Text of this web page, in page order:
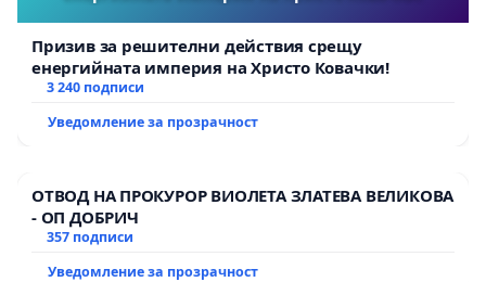
Призив за решителни действия срещу
енергийната империя на Христо Ковачки!
3 240 подписи
Уведомление за прозрачност
ОТВОД НА ПРОКУРОР ВИОЛЕТА ЗЛАТЕВА ВЕЛИКОВА
- ОП ДОБРИЧ
357 подписи
Уведомление за прозрачност